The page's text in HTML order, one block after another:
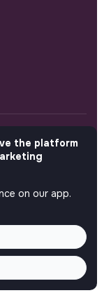
the platform
on our app.